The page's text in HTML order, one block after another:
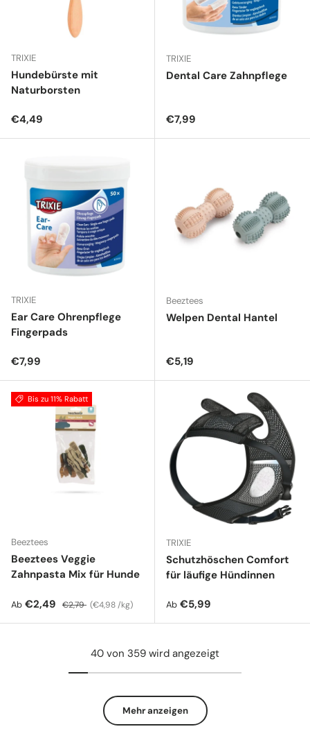
TRIXIE
Hundebürste mit
Naturborsten
Normaler Preis
€4,49
TRIXIE
Dental Care Zahnpflege
Normaler Preis
€7,99
TRIXIE
Ear Care Ohrenpflege
Fingerpads
Normaler Preis
€7,99
Beeztees
Welpen Dental Hantel
Normaler Preis
€5,19
Bis zu 11% Rabatt
Beeztees
Beeztees Veggie
Zahnpasta Mix für Hunde
Verkaufspreis
Ab €2,49 Normaler Preis
€2,79 Grundpreis
€4,98 /kg
TRIXIE
Schutzhöschen Comfort
für läufige Hündinnen
Normaler Preis
Ab €5,99
40 von 359 wird angezeigt
Mehr anzeigen